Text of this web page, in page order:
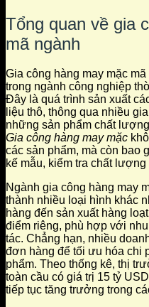
Tổng quan về gia
mã ngành
Gia công hàng may mặc
trong ngành công nghiệp
Đây là quá trình sản xuất
liệu thô, thông qua nhiều
những sản phẩm chất
Gia công hàng may mặc
các sản phẩm, mà còn bao
kế mẫu, kiểm tra chất
Ngành gia công hàng may
thành nhiều loại hình khác
hàng đến sản xuất hàng
điểm riêng, phù hợp với
tác. Chẳng hạn, nhiều
đơn hàng để tối ưu hóa chi
phẩm. Theo thống kê, thị
toàn cầu có giá trị 15 tỷ
tiếp tục tăng trưởng trong